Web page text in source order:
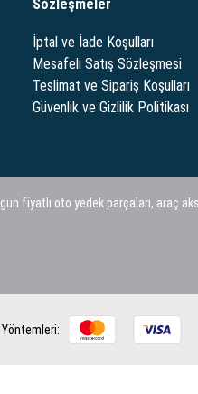
Sözleşmeler
İptal ve İade Koşulları
Mesafeli Satış Sözleşmesi
Teslimat ve Sipariş Koşulları
Güvenlik ve Gizlilik Politikası
fiyatlı oto yedek parçaları, araç